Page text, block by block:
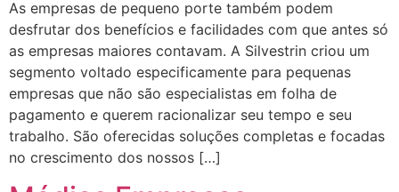
As empresas de pequeno porte também podem
desfrutar dos benefícios e facilidades com que antes só
as empresas maiores contavam. A Silvestrin criou um
segmento voltado especificamente para pequenas
empresas que não são especialistas em folha de
pagamento e querem racionalizar seu tempo e seu
trabalho. São oferecidas soluções completas e focadas
no crescimento dos nossos […]